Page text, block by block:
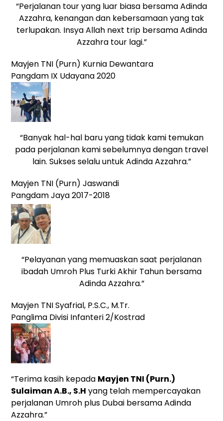
“Perjalanan tour yang luar biasa bersama Adinda
Azzahra, kenangan dan kebersamaan yang tak
terlupakan. Insya Allah next trip bersama Adinda
Azzahra tour lagi.”
Mayjen TNI (Purn) Kurnia Dewantara
Pangdam IX Udayana 2020
“Banyak hal-hal baru yang tidak kami temukan
pada perjalanan kami sebelumnya dengan travel
lain. Sukses selalu untuk Adinda Azzahra.”
Mayjen TNI (Purn) Jaswandi
Pangdam Jaya 2017-2018
“Pelayanan yang memuaskan saat perjalanan
ibadah Umroh Plus Turki Akhir Tahun bersama
Adinda Azzahra.”
Mayjen TNI Syafrial, P.S.C., M.Tr.
Panglima Divisi Infanteri 2/Kostrad
“Terima kasih kepada Mayjen TNI (Purn.)
Sulaiman A.B., S.H yang telah mempercayakan
perjalanan Umroh plus Dubai bersama Adinda
Azzahra.”